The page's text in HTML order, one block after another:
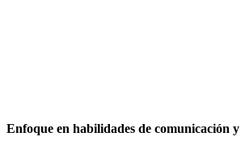
Enfoque en habilidades de comunicación